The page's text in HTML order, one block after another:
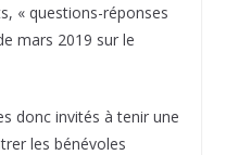
« questions-réponses
mars 2019 sur le
donc invités à tenir une
les bénévoles